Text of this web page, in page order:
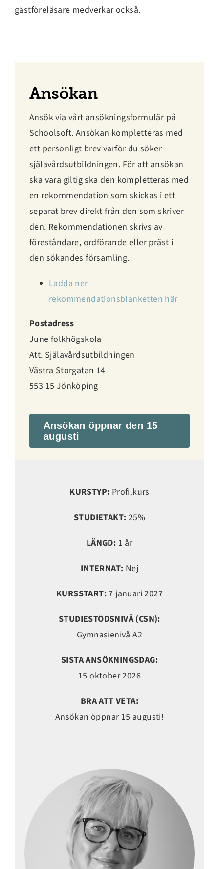
gästföreläsare medverkar också.
Ansökan
Ansök via vårt ansökningsformulär på
Schoolsoft. Ansökan kompletteras med
ett personligt brev varför du söker
själavårdsutbildningen. För att ansökan
ska vara giltig ska den kompletteras med
en rekommendation som skickas i ett
separat brev direkt från den som skriver
den. Rekommendationen skrivs av
föreståndare, ordförande eller präst i
den sökandes församling.
Ladda ner
rekommendationsblanketten här
Postadress
June folkhögskola
Att. Själavårdsutbildningen
Västra Storgatan 14
553 15 Jönköping
Ansökan öppnar den 15
augusti
KURSTYP: Profilkurs
STUDIETAKT: 25%
LÄNGD: 1 år
INTERNAT: Nej
KURSSTART:7 januari 2027
STUDIESTÖDSNIVÅ (CSN):
Gymnasienivå A2
SISTA ANSÖKNINGSDAG:
15 oktober 2026
BRA ATT VETA:
Ansökan öppnar 15 augusti!